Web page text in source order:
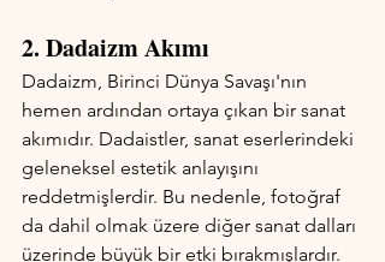
2. Dadaizm Akımı
Dadaizm, Birinci Dünya Savaşı'nın
hemen ardından ortaya çıkan bir sanat
akımıdır. Dadaistler, sanat eserlerindeki
geleneksel estetik anlayışını
reddetmişlerdir. Bu nedenle, fotoğraf
da dahil olmak üzere diğer sanat dalları
üzerinde büyük bir etki bırakmışlardır.